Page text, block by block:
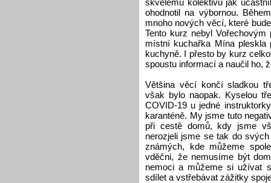
ohodnotil na výbornou.
mnoho nových věcí, které
Tento kurz nebyl
místní kuchařka Mína
kuchyně. I přesto by kurz
spoustu informací a naučil ho,
Většina věcí končí sladkou
však bylo naopak. Kyselou
COVID-19 u jedné
karanténě. My jsme tuto
při cestě domů, kdy jsme
nerozjeli jsme se tak do
známých, kde můžeme
vděčni, že nemusíme být
nemoci a můžeme si užívat
sdílet a vstřebávat zážitky